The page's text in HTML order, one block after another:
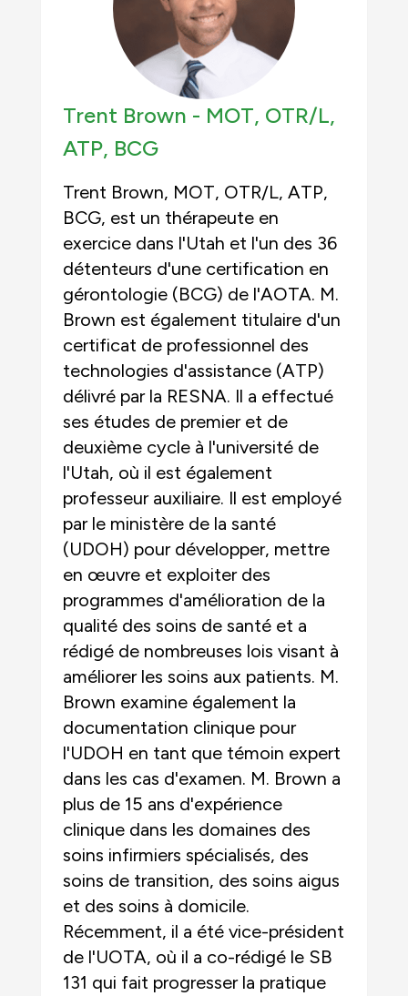
Trent Brown - MOT, OTR/L,
ATP, BCG
Trent Brown, MOT, OTR/L, ATP,
BCG, est un thérapeute en
exercice dans l'Utah et l'un des 36
détenteurs d'une certification en
gérontologie (BCG) de l'AOTA. M.
Brown est également titulaire d'un
certificat de professionnel des
technologies d'assistance (ATP)
délivré par la RESNA. Il a effectué
ses études de premier et de
deuxième cycle à l'université de
l'Utah, où il est également
professeur auxiliaire. Il est employé
par le ministère de la santé
(UDOH) pour développer, mettre
en œuvre et exploiter des
programmes d'amélioration de la
qualité des soins de santé et a
rédigé de nombreuses lois visant à
améliorer les soins aux patients. M.
Brown examine également la
documentation clinique pour
l'UDOH en tant que témoin expert
dans les cas d'examen. M. Brown a
plus de 15 ans d'expérience
clinique dans les domaines des
soins infirmiers spécialisés, des
soins de transition, des soins aigus
et des soins à domicile.
Récemment, il a été vice-président
de l'UOTA, où il a co-rédigé le SB
131 qui fait progresser la pratique